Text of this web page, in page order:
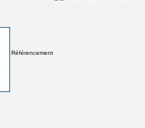
Référencement